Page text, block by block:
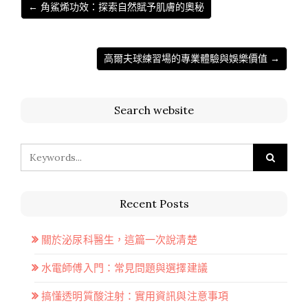
← 角鯊烯功效：探索自然賦予肌膚的奧秘
高爾夫球練習場的專業體驗與娛樂價值 →
Search website
Recent Posts
關於泌尿科醫生，這篇一次說清楚
水電師傅入門：常見問題與選擇建議
搞懂透明質酸注射：實用資訊與注意事項